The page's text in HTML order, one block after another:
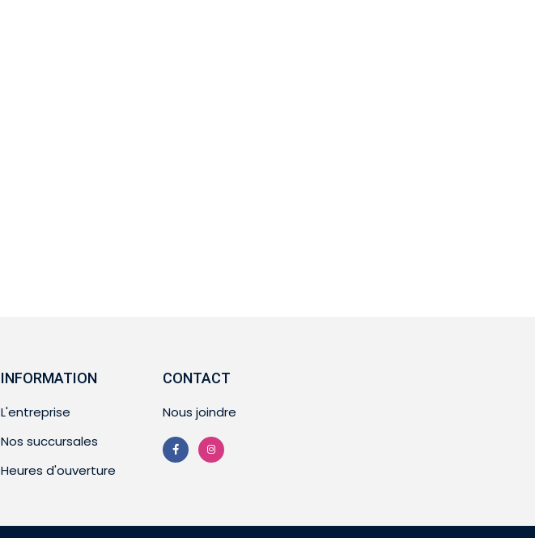
INFORMATION
L'entreprise
Nos succursales
Heures d'ouverture
CONTACT
Nous joindre